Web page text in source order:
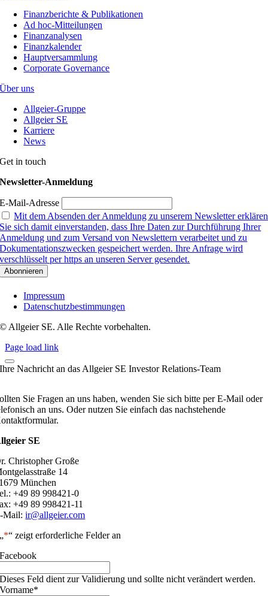
Finanzberichte & Publikationen
Ad hoc-Mitteilungen
Finanzanalysen
Finanzkalender
Hauptversammlung
Corporate Governance
Über uns
Allgeier-Gruppe
Allgeier SE
Karriere
News
Get in touch
Newsletter-Anmeldung
E-Mail-Adresse
Mit dem Absenden der Anmeldung zu unserem Newsletter erklären
Sie sich damit einverstanden, dass Ihre Daten zur Durchführung Ihrer
Anmeldung und zum Versand von Newslettern verarbeitet und zu
Dokumentationszwecken gespeichert werden. Ihre Anfrage wird
verschlüsselt per https an unseren Server gesendet.
Impressum
Datenschutzbestimmungen
© Allgeier SE. Alle Rechte vorbehalten.
Page load link
Ihre Nachricht an das Allgeier SE Investor Relations-Team
Sie Fragen an uns haben, wenden Sie sich bitte per E-Mail oder
an uns. Oder nutzen Sie einfach das nachstehende
SE
Christopher Große
14
München
+49 89 998421-0
+49 89 998421-11
Mail:ir@allgeier.com
„*“ zeigt erforderliche Felder an
Facebook
Dieses Feld dient zur Validierung und sollte nicht verändert werden.
Vorname*